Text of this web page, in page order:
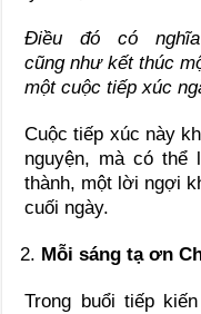
Điều đó có
cũngnhư kết thúc
một cuộc tiếp xúc
Cuộc tiếp xúc này
nguyện, mà có
thành, một lời ngợi
cuối ngày.
Mỗi sáng tạ ơn
Trong buổi tiếp